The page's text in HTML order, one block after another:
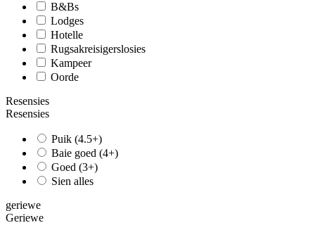
B&Bs
Lodges
Hotelle
Rugsakreisigerslosies
Kampeer
Oorde
Resensies
Resensies
Puik (4.5+)
Baie goed (4+)
Goed (3+)
Sien alles
geriewe
Geriewe